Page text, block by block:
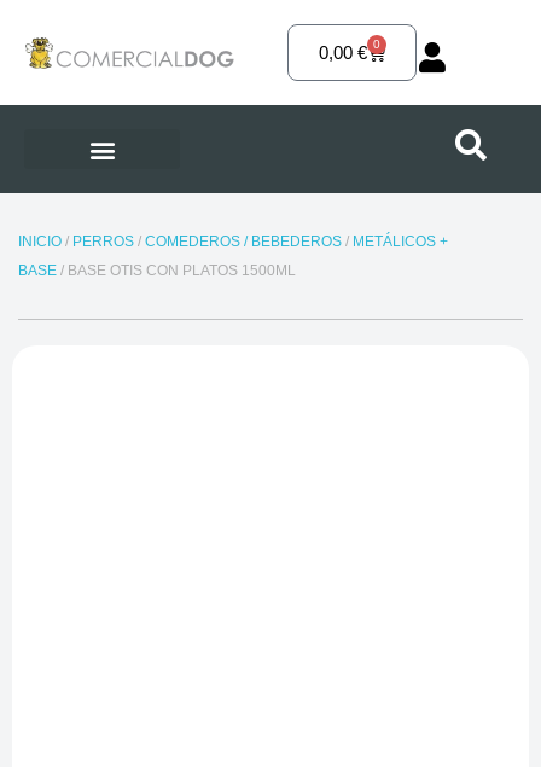
contenido
0,00€ 0
Carrito
INICIO/ PERROS/ COMEDEROS / BEBEDEROS/ METÁLICOS +
BASE/ BASE OTIS CON PLATOS 1500ML